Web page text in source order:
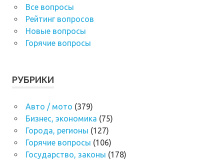
Все вопросы
Рейтинг вопросов
Новые вопросы
Горячие вопросы
РУБРИКИ
Авто / мото (379)
Бизнес, экономика (75)
Города, регионы (127)
Горячие вопросы (106)
Государство, законы (178)